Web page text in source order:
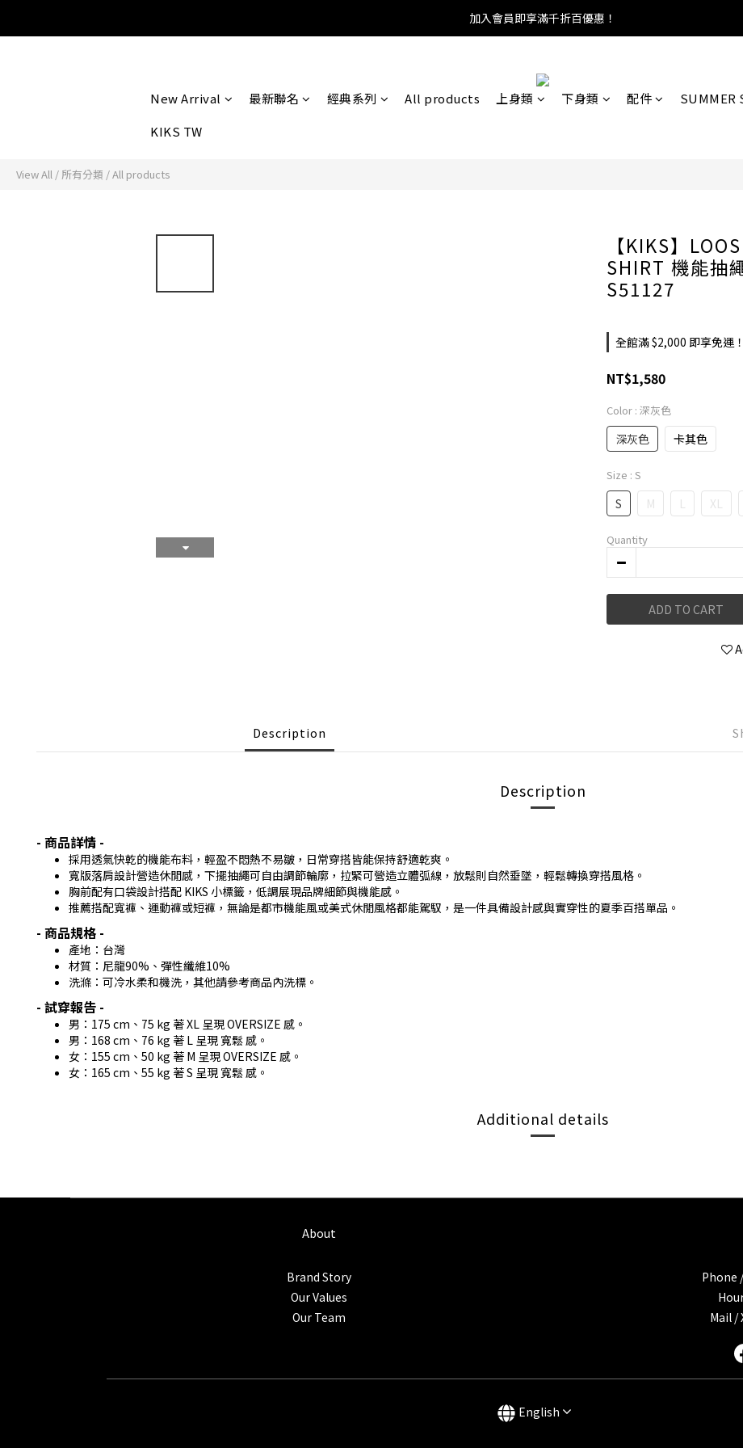
加入會員即享滿千折百優惠！
New Arrival 最新聯名 經典系列 All products 上身類 下身類 配件 SUMMER
KIKS TW
View All / 所有分類 /All products
【KIKS】
SHIRT 機能抽
S51127
全館滿 $2,000 即享免運
NT$1,580
Color : 深灰色
深灰色 卡其色
Size : S
S M L XL
Quantity
ADD TO CART
Description
Description
- 商品詳情 -
採用透氣快乾的機能布料，輕盈不悶熱不易皺，日常穿搭皆能保持舒適乾爽。
寬版落肩設計營造休閒感，下擺抽繩可自由調節輪廓，拉緊可營造立體弧線，放鬆則自然垂墜，輕鬆轉換穿搭風格。
胸前配有口袋設計搭配 KIKS 小標籤，低調展現品牌細節與機能感。
推薦搭配寬褲、運動褲或短褲，無論是都市機能風或美式休閒風格都能駕馭，是一件具備設計感與實穿性的夏季百搭單品。
- 商品規格 -
產地：台灣
材質： 尼龍90%、彈性纖維10%
洗滌：可冷水柔和機洗，其他請參考商品內洗標。
- 試穿報告 -
男：175 cm、75 kg 著 XL 呈現 OVERSIZE 感。
男：168 cm、76 kg 著 L 呈現 寬鬆 感。
女：155 cm、50 kg 著 M 呈現 OVERSIZE 感。
女：165 cm、55 kg 著 S 呈現 寬鬆 感。
Additional details
About
Brand Story
Our Values
Our Team
Phone /
Mail /
English